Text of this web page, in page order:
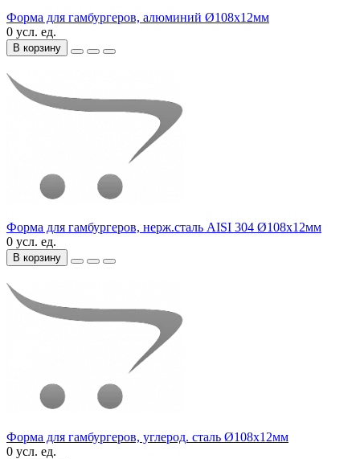
Форма для гамбургеров, алюминий Ø108х12мм
0 усл. ед.
В корзину
Форма для гамбургеров, нерж.сталь AISI 304 Ø108х12мм
0 усл. ед.
В корзину
Форма для гамбургеров, углерод. сталь Ø108х12мм
0 усл. ед.